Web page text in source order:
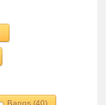
Banos (40)